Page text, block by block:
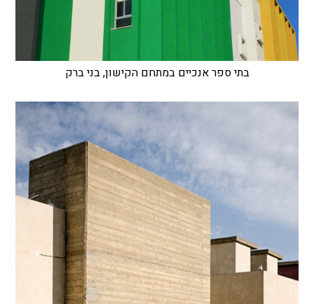
בתי ספר אנכיים במתחם הקישון, בני ברק